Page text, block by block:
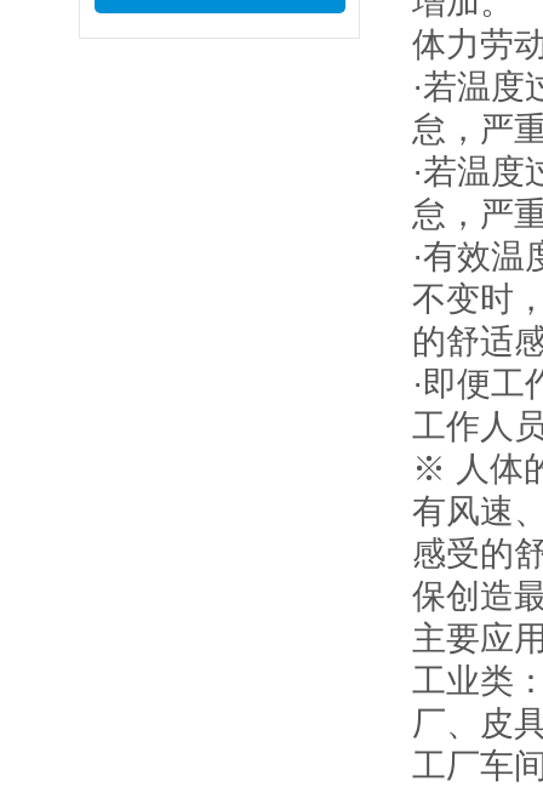
体力劳
·若温
怠，严
·若温
怠，严
·有效
不变时
的舒适
·即便
工作人
※ 人体
有风速
感受的
保创造
主要应
工业类
厂、皮
工厂车